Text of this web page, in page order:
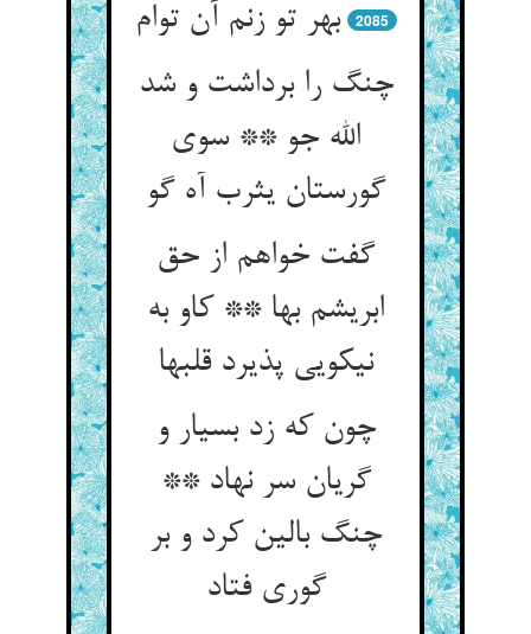
بهر تو زنم آن توام‌‌
2085
چنگ را برداشت و شد
الله جو ** سوی
گورستان یثرب آه گو
گفت خواهم از حق
ابریشم بها ** کاو به
نیکویی پذیرد قلبها
چون که زد بسیار و
گریان سر نهاد **
چنگ بالین کرد و بر
گوری فتاد